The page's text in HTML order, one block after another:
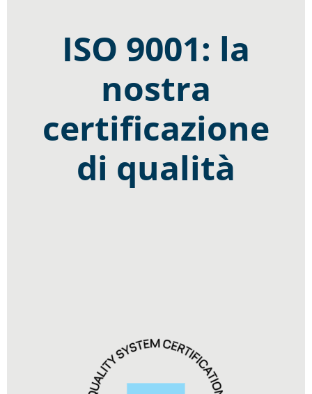
ISO 9001: la
nostra
certificazione
di qualità